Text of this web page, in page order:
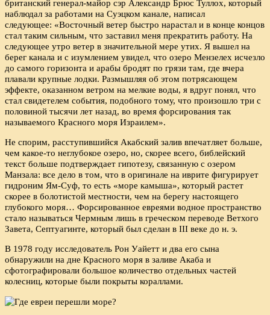
британский генерал-майор сэр Александр Брюс Туллох, который
наблюдал за работами на Суэцком канале, написал
следующее: «Восточный ветер быстро нарастал и в конце концов
стал таким сильным, что заставил меня прекратить работу. На
следующее утро ветер в значительной мере утих. Я вышел на
берег канала и с изумлением увидел, что озеро Мензелех исчезло
до самого горизонта и арабы бродят по грязи там, где вчера
плавали крупные лодки. Размышляя об этом потрясающем
эффекте, оказанном ветром на мелкие воды, я вдруг понял, что
стал свидетелем события, подобного тому, что произошло три с
половиной тысячи лет назад, во время форсирования так
называемого Красного моря Израилем».
Не спорим, расступившийся Акабский залив впечатляет больше,
чем какое-то неглубокое озеро, но, скорее всего, библейский
текст больше подтверждает гипотезу, связанную с озером
Манзала: все дело в том, что в оригинале на иврите фигурирует
гидроним Ям-Суф, то есть «море камыша», который растет
скорее в болотистой местности, чем на берегу настоящего
глубокого моря… Форсированное евреями водное пространство
стало называться Чермным лишь в греческом переводе Ветхого
Завета, Септуагинте, который был сделан в III веке до н. э.
В 1978 году исследователь Рон Уайетт и два его сына
обнаружили на дне Красного моря в заливе Акаба и
сфотографировали большое количество отдельных частей
колесниц, которые были покрыты кораллами.